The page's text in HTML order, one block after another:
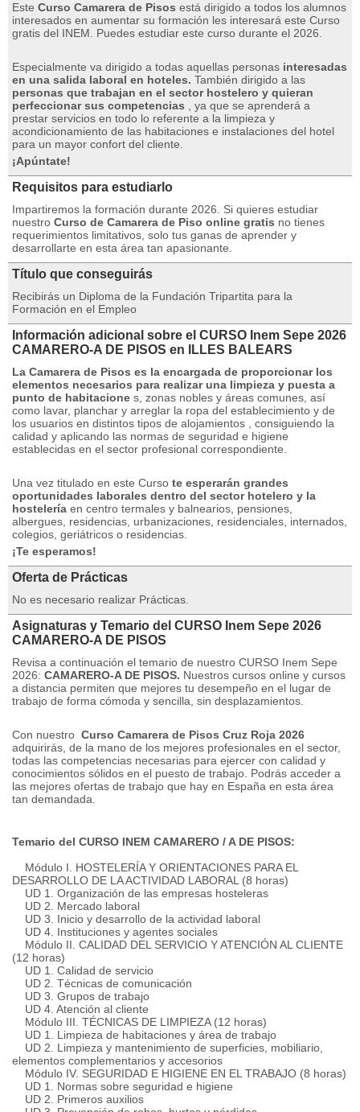
Este Curso Camarera de Pisos está dirigido a todos los alumnos
interesados ​​​​en aumentar su formación les interesará este Curso
gratis del INEM. Puedes estudiar este curso durante el 2026.
Especialmente va dirigido a todas aquellas personas interesadas
en una salida laboral en hoteles. También dirigido a las
personas que trabajan en el sector hostelero y quieran
perfeccionar sus competencias , ya que se aprenderá a
prestar servicios en todo lo referente a la limpieza y
acondicionamiento de las habitaciones e instalaciones del hotel
para un mayor confort del cliente.
¡Apúntate!
Requisitos para estudiarlo
Impartiremos la formación durante 2026. Si quieres estudiar
nuestro Curso de Camarera de Piso online gratis no tienes
requerimientos limitativos, solo tus ganas de aprender y
desarrollarte en esta área tan apasionante.
Título que conseguirás
Recibirás un Diploma de la Fundación Tripartita para la
Formación en el Empleo
Información adicional sobre el CURSO Inem Sepe 2026
CAMARERO-A DE PISOS en ILLES BALEARS
La Camarera de Pisos es la encargada de proporcionar los
elementos necesarios para realizar una limpieza y puesta a
punto de habitacione s, zonas nobles y áreas comunes, así
como lavar, planchar y arreglar la ropa del establecimiento y de
los usuarios en distintos tipos de alojamientos , consiguiendo la
calidad y aplicando las normas de seguridad e higiene
establecidas en el sector profesional correspondiente.
Una vez titulado en este Curso te esperarán grandes
oportunidades laborales dentro del sector hotelero y la
hostelería en centro termales y balnearios, pensiones,
albergues, residencias, urbanizaciones, residenciales, internados,
colegios, geriátricos o residencias.
¡Te esperamos!
Oferta de Prácticas
No es necesario realizar Prácticas.
Asignaturas y Temario del CURSO Inem Sepe 2026
CAMARERO-A DE PISOS
Revisa a continuación el temario de nuestro CURSO Inem Sepe
2026: CAMARERO-A DE PISOS. Nuestros cursos online y cursos
a distancia permiten que mejores tu desempeño en el lugar de
trabajo de forma cómoda y sencilla, sin desplazamientos.
Con nuestro Curso Camarera de Pisos Cruz Roja 2026
adquirirás, de la mano de los mejores profesionales en el sector,
todas las competencias necesarias para ejercer con calidad y
conocimientos sólidos en el puesto de trabajo. Podrás acceder a
las mejores ofertas de trabajo que hay en España en esta área
tan demandada.
Temario del CURSO INEM CAMARERO / A DE PISOS:
Módulo I. HOSTELERÍA Y ORIENTACIONES PARA EL
DESARROLLO DE LA ACTIVIDAD LABORAL (8 horas)
UD 1. Organización de las empresas hosteleras
UD 2. Mercado laboral
UD 3. Inicio y desarrollo de la actividad laboral
UD 4. Instituciones y agentes sociales
Módulo II. CALIDAD DEL SERVICIO Y ATENCIÓN AL CLIENTE
(12 horas)
UD 1. Calidad de servicio
UD 2. Técnicas de comunicación
UD 3. Grupos de trabajo
UD 4. Atención al cliente
Módulo III. TÉCNICAS DE LIMPIEZA (12 horas)
UD 1. Limpieza de habitaciones y área de trabajo
UD 2. Limpieza y mantenimiento de superficies, mobiliario,
elementos complementarios y accesorios
Módulo IV. SEGURIDAD E HIGIENE EN EL TRABAJO (8 horas)
UD 1. Normas sobre seguridad e higiene
UD 2. Primeros auxilios